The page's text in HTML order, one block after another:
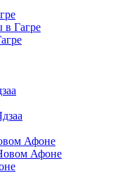
в Гагре
Афоне
Афоне